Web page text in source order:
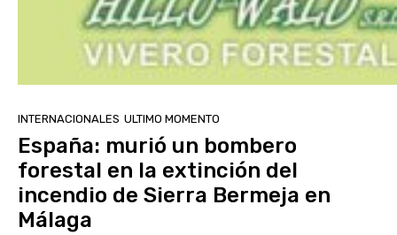
INTERNACIONALES ULTIMO MOMENTO
España: murió un bombero
forestal en la extinción del
incendio de Sierra Bermeja en
Málaga